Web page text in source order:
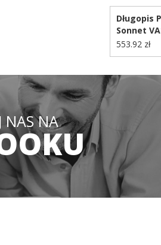
Długopis
Sonnet
553.92 zł
NAS NA